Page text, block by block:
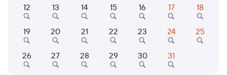
059Н Проходящий 8,9
08:42 06:38
12 13 14 15 16 17 18
19 20 21 22 23 24 25
26 27 28 29 30 31